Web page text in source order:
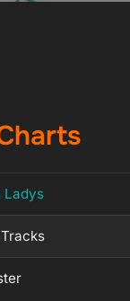
Ladys